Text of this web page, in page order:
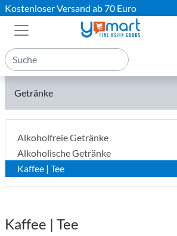
Kostenloser Versand ab 70 Euro
Getränke
Alkoholfreie Getränke
Alkoholische Getränke
Kaffee | Tee
Kaffee | Tee